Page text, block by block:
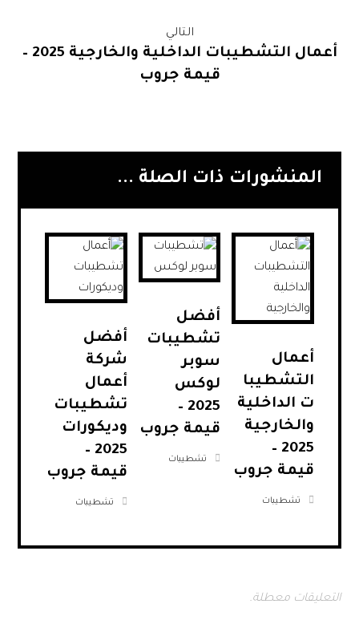
التالي
أعمال التشطيبات الداخلية والخارجية 2025 –
قيمة جروب
المنشورات ذات الصلة ...
أعمال
التشطيبا
ت الداخلية
والخارجية
2025 –
قيمة جروب
تشطيبات
أفضل
تشطيبات
سوبر
لوكس
2025 –
قيمة جروب
تشطيبات
أفضل
شركة
أعمال
تشطيبات
وديكورات
2025 –
قيمة جروب
تشطيبات
التعليقات معطلة.